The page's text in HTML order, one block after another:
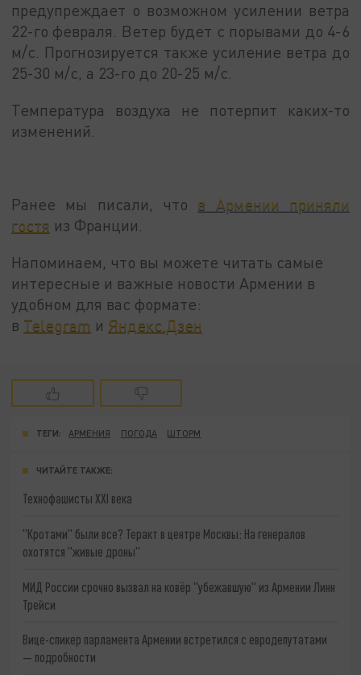
предупреждает о возможном усилении ветра
22-го февраля. Ветер будет с порывами до 4-6
м/с. Прогнозируется также усиление ветра до
25-30 м/с, а 23-го до 20-25 м/с.
Температура воздуха не потерпит каких-то
изменений.
Ранее мы писали, что в Армении приняли
гостя из Франции.
Напоминаем, что вы можете читать самые
интересные и важные новости Армении в
удобном для вас формате:
в Telegram и Яндекс.Дзен
ТЕГИ: АРМЕНИЯ ПОГОДА ШТОРМ
ЧИТАЙТЕ ТАКЖЕ:
Технофашисты XXI века
"Кротами" были все? Теракт в центре Москвы: На генералов
охотятся "живые дроны"
МИД России срочно вызвал на ковёр "убежавшую" из Армении Линн
Трейси
Вице-спикер парламента Армении встретился с евродепутатами
— подробности